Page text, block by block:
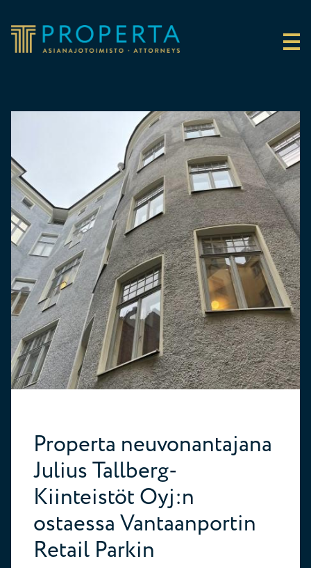
Properta
Properta neuvonantajana
Julius Tallberg-
Kiinteistöt Oyj:n
ostaessa Vantaanportin
Retail Parkin